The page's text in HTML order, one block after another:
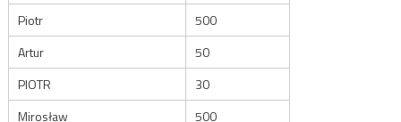
Piotr
500
Artur
50
PIOTR
30
Mirosław
500